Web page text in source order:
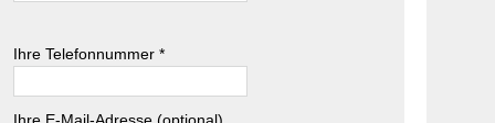
t
e
i
t
Ihre Telefonnummer *